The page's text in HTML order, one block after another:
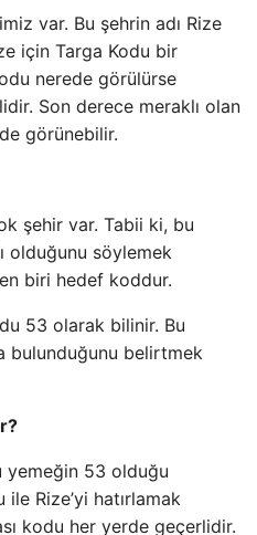
var. Bu şehrin adı Rize
için Targa Kodu bir
nerede görülürse
Son derece meraklı olan
görünebilir.
şehir var. Tabii ki, bu
olduğunu söylemek
biri hedef koddur.
53 olarak bilinir. Bu
bulunduğunu belirtmek
yemeğin 53 olduğu
Rize’yi hatırlamak
kodu her yerde geçerlidir.